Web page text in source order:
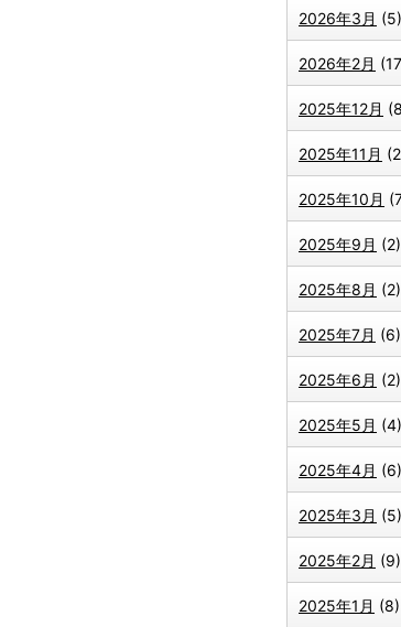
2026年3月 (5)
2026年2月
2025年12月
2025年11月
2025年10月
2025年9月 (2)
2025年8月 (2)
2025年7月 (6)
2025年6月 (2)
2025年5月 (4)
2025年4月 (6)
2025年3月 (5)
2025年2月 (9)
2025年1月 (8)